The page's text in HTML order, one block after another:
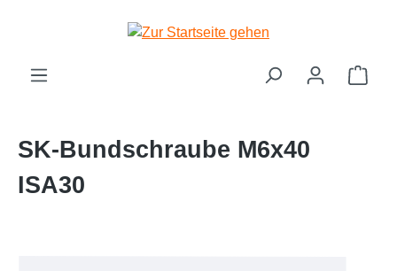
Zum Hauptinhalt springen
SK-Bundschraube M6x40
ISA30